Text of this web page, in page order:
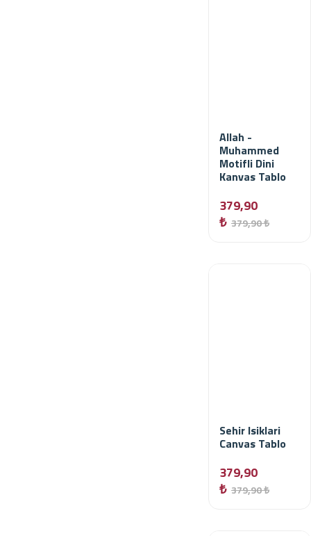
Allah -
Muhammed
Motifli Dini
Kanvas Tablo
379,90
₺ 379,90 ₺
Sehir Isiklari
Canvas Tablo
379,90
₺ 379,90 ₺